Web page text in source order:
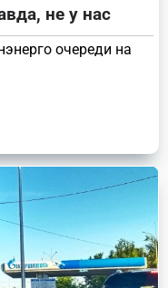
не у нас
очереди на